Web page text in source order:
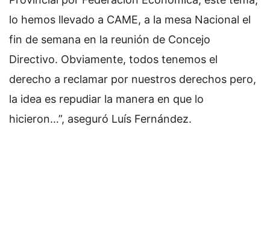
lo hemos llevado a CAME, a la mesa Nacional el
fin de semana en la reunión de Concejo
Directivo. Obviamente, todos tenemos el
derecho a reclamar por nuestros derechos pero,
la idea es repudiar la manera en que lo
hicieron…”, aseguró Luís Fernández.